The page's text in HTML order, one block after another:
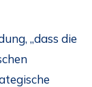
„dass die